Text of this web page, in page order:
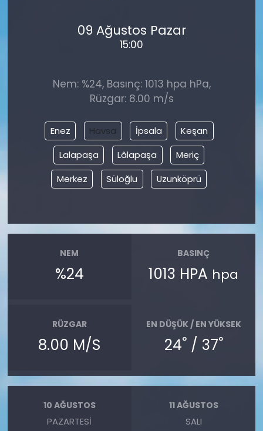
09 Ağustos Pazar
15:00
Nem: %24, Basınç: 1013 hpa hPa,
Rüzgar: 8.00 m/s
Enez Havsa İpsala
Keşan
Lalapaşa
Lâlapaşa
Meriç
Merkez
Süloğlu Uzunköprü
NEM
%24
BASINÇ
1013 HPA hpa
RÜZGAR
8.00 M/S
EN DÜŞÜK / EN YÜKSEK
24°/ 37°
10 AĞUSTOS
PAZARTESI
11 AĞUSTOS
SALI